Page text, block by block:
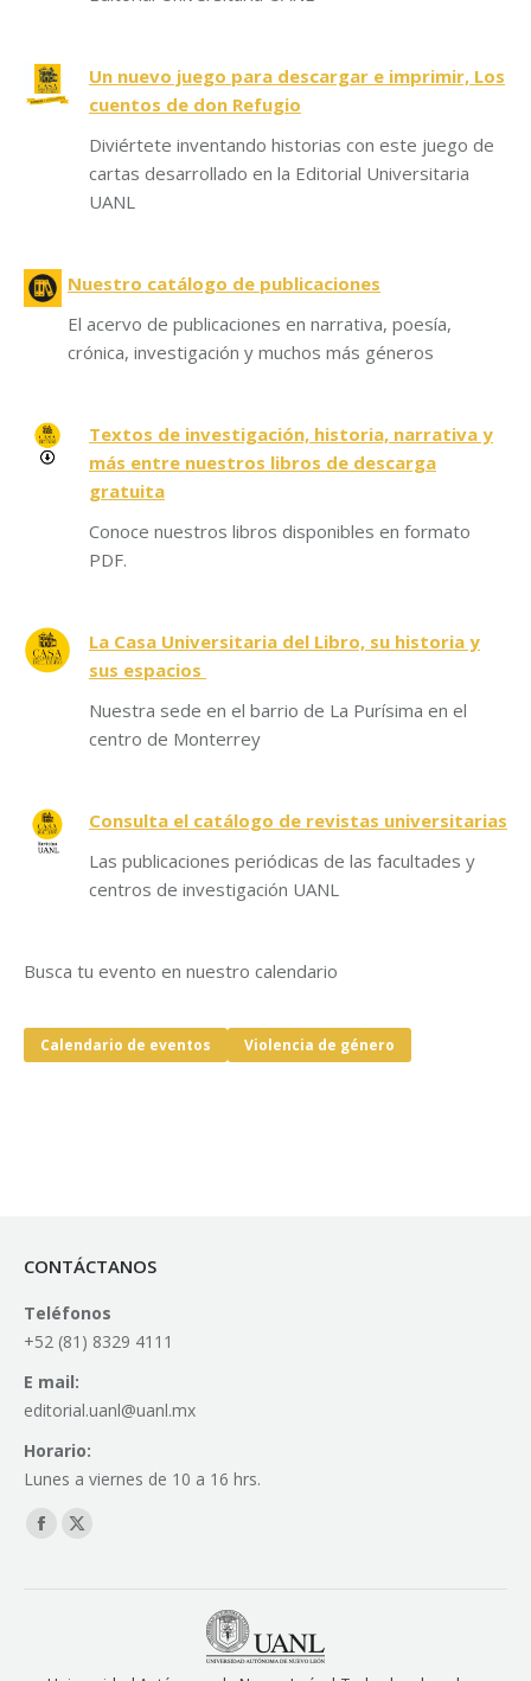
Un nuevo juego para descargar e imprimir, Los
cuentos de don Refugio
Diviértete inventando historias con este juego de
cartas desarrollado en la Editorial Universitaria
UANL
Nuestro catálogo de publicaciones
El acervo de publicaciones en narrativa, poesía,
crónica, investigación y muchos más géneros
Textos de investigación, historia, narrativa y
más entre nuestros libros de descarga
gratuita
Conoce nuestros libros disponibles en formato
PDF.
La Casa Universitaria del Libro, su historia y
sus espacios
Nuestra sede en el barrio de La Purísima en el
centro de Monterrey
Consulta el catálogo de revistas universitarias
Las publicaciones periódicas de las facultades y
centros de investigación UANL
Busca tu evento en nuestro calendario
Calendario de eventos Violencia de género
CONTÁCTANOS
Teléfonos
+52 (81) 8329 4111
E mail:
editorial.uanl@uanl.mx
Horario:
Lunes a viernes de 10 a 16 hrs.
Find us on:
Facebook
X